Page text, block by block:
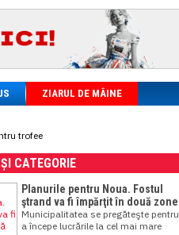
ZIARUL DE MÂINE
trofee
CATEGORIE
Planurile pentru Noua. Fostul
ştrand va fi împărţit în două zone
Municipalitatea se pregăteşte pentru
a începe lucrările la cel mai mare